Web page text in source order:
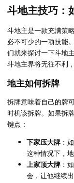
斗地主技巧：
斗地主是一款充满策
必不可少的一项技能
们就来探讨一下斗地
斗地主界将无往不利
地主如何拆牌
拆牌意味着自己的牌
时机该拆牌。如果拆
键点：
下家压大牌 ：
这种情况下，
上家顶大牌 ：
会，让他继续